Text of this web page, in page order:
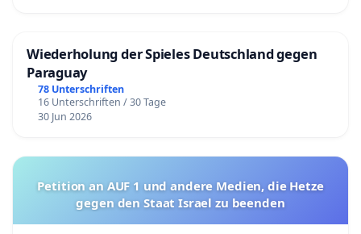
Wiederholung der Spieles Deutschland gegen
Paraguay
78 Unterschriften
16 Unterschriften / 30 Tage
30 Jun 2026
Petition an AUF 1 und andere Medien, die Hetze
gegen den Staat Israel zu beenden